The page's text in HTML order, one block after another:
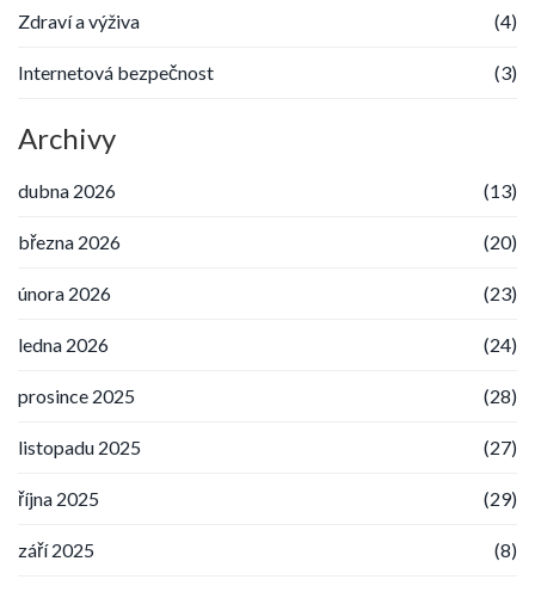
Zdraví a výživa (4)
Internetová bezpečnost (3)
Archivy
dubna 2026 (13)
března 2026 (20)
února 2026 (23)
ledna 2026 (24)
prosince 2025 (28)
listopadu 2025 (27)
října 2025 (29)
září 2025 (8)